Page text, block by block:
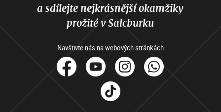
a sdílejte nejkrásnější okamžiky
prožité v Salcburku
Navštivte nás na webových stránkách
facebook
YoutubeInstagram
Tik